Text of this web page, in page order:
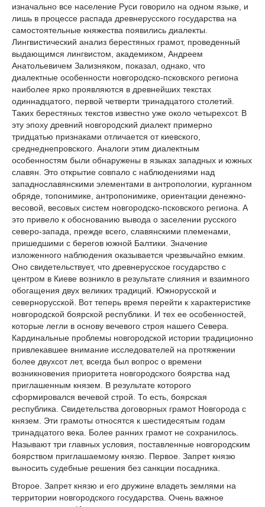
изначально все население Руси говорило на одном языке, и
лишь в процессе распада древнерусского государства на
самостоятельные княжества появились диалекты.
Лингвистический анализ берестяных грамот, проведенный
выдающимся лингвистом, академиком, Андреем
Анатольевичем Зализняком, показал, однако, что
диалектные особенности новгородско-псковского региона
наиболее ярко проявляются в древнейших текстах
одиннадцатого, первой четверти тринадцатого столетий.
Таких берестяных текстов известно уже около четырехсот. В
эту эпоху древний новгородский диалект примерно
тридцатью признаками отличается от киевского,
среднеднепровского. Аналоги этим диалектным
особенностям были обнаружены в языках западных и южных
славян. Это открытие совпало с наблюдениями над
западнославянскими элементами в антропологии, курганном
обряде, топонимике, антропонимике, ориентации денежно-
весовой, весовых систем новгородско-псковского региона. А
это привело к обоснованию вывода о заселении русского
северо-запада, прежде всего, славянскими племенами,
пришедшими с берегов южной Балтики. Значение
изложенного наблюдения оказывается чрезвычайно емким.
Оно свидетельствует, что древнерусское государство с
центром в Киеве возникло в результате слияния и взаимного
обогащения двух великих традиций. Южнорусской и
севернорусской. Вот теперь время перейти к характеристике
новгородской боярской республики. И тех ее особенностей,
которые легли в основу вечевого строя нашего Севера.
Кардинальные проблемы новгородской истории традиционно
привлекавшее внимание исследователей на протяжении
более двухсот лет, всегда был вопрос о времени
возникновения приоритета новгородского боярства над
приглашенным князем. В результате которого
сформировался вечевой строй. То есть, боярская
республика. Свидетельства договорных грамот Новгорода с
князем. Эти грамоты относятся к шестидесятым годам
тринадцатого века. Более ранних грамот не сохранилось.
Называют три главных условия, поставленные новгородским
боярством приглашаемому князю. Первое. Запрет князю
выносить судебные решения без санкции посадника.
Второе. Запрет князю и его дружине владеть землями на
территории новгородского государства. Очень важное